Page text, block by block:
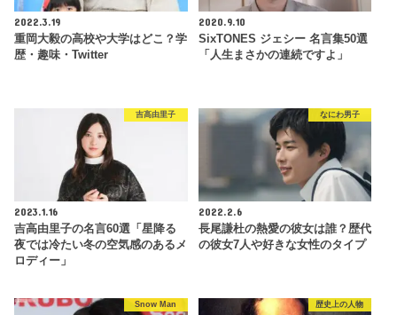
2022.3.19
重岡大毅の高校や大学はどこ？学
歴・趣味・Twitter
2020.9.10
SixTONES ジェシー 名言集50選
「人生まさかの連続ですよ」
吉高由里子
2023.1.16
吉高由里子の名言60選「星降る
夜では冷たい冬の空気感のあるメ
ロディー」
なにわ男子
2022.2.6
長尾謙杜の熱愛の彼女は誰？歴代
の彼女7人や好きな女性のタイプ
Snow Man 歴史上の人物